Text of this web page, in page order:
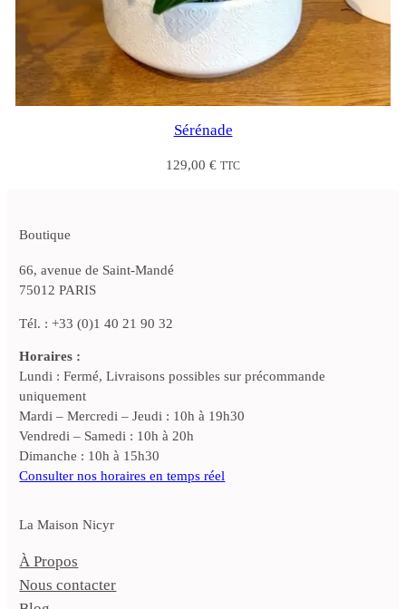
Sérénade
129,00 € TTC
Boutique
66, avenue de Saint-Mandé
75012 PARIS
Tél. : +33 (0)1 40 21 90 32
Horaires :
Lundi : Fermé, Livraisons possibles sur précommande
uniquement
Mardi – Mercredi – Jeudi : 10h à 19h30
Vendredi – Samedi : 10h à 20h
Dimanche : 10h à 15h30
Consulter nos horaires en temps réel
La Maison Nicyr
À Propos
Nous contacter